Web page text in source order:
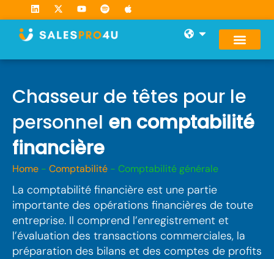
to
content
L
i
i
X
-
w
i
t
Y
o
t
u
e
S
p
t
y
A
p
Open
Chasseur de têtes pour le
personnel en comptabilité
financière
Home - Comptabilité - Comptabilité générale
La comptabilité financière est une partie
importante des opérations financières de toute
entreprise. Il comprend l’enregistrement et
l’évaluation des transactions commerciales, la
préparation des bilans et des comptes de profits